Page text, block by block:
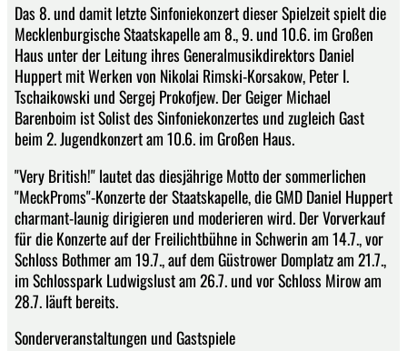
Das 8. und damit letzte Sinfoniekonzert dieser Spielzeit spielt die
Mecklenburgische Staatskapelle am 8., 9. und 10.6. im Großen
Haus unter der Leitung ihres Generalmusikdirektors Daniel
Huppert mit Werken von Nikolai Rimski-Korsakow, Peter I.
Tschaikowski und Sergej Prokofjew. Der Geiger Michael
Barenboim ist Solist des Sinfoniekonzertes und zugleich Gast
beim 2. Jugendkonzert am 10.6. im Großen Haus.
"Very British!" lautet das diesjährige Motto der sommerlichen
"MeckProms"-Konzerte der Staatskapelle, die GMD Daniel Huppert
charmant-launig dirigieren und moderieren wird. Der Vorverkauf
für die Konzerte auf der Freilichtbühne in Schwerin am 14.7., vor
Schloss Bothmer am 19.7., auf dem Güstrower Domplatz am 21.7.,
im Schlosspark Ludwigslust am 26.7. und vor Schloss Mirow am
28.7. läuft bereits.
Sonderveranstaltungen und Gastspiele